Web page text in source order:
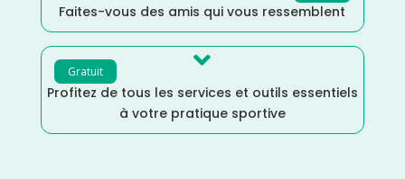
Faites-vous des amis qui vous ressemblent
Gratuit 
Profitez de tous les services et outils essentiels
à votre pratique sportive